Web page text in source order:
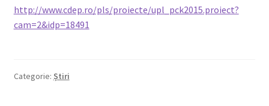
Media
http://www.cdep.ro/pls/proiecte/upl_pck2015.proiect?
cam=2&idp=18491
Categorie: Știri